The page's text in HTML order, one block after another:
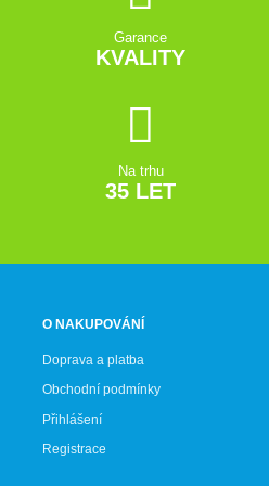
Garance
KVALITY
Na trhu
35 LET
O NAKUPOVÁNÍ
Doprava a platba
Obchodní podmínky
Přihlášení
Registrace